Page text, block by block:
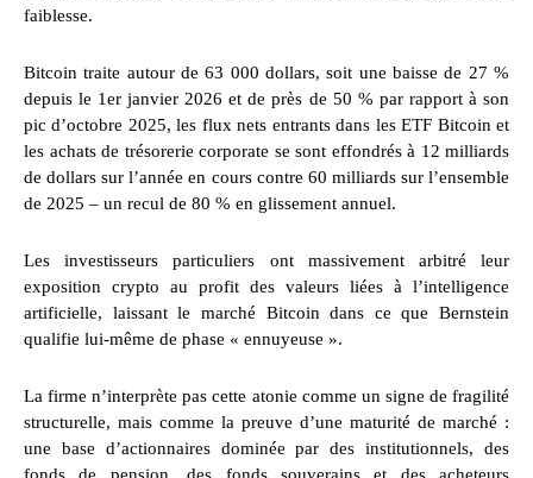
faiblesse.
Bitcoin traite autour de 63 000 dollars, soit une baisse de 27 %
depuis le 1er janvier 2026 et de près de 50 % par rapport à son
pic d’octobre 2025, les flux nets entrants dans les ETF Bitcoin et
les achats de trésorerie corporate se sont effondrés à 12 milliards
de dollars sur l’année en cours contre 60 milliards sur l’ensemble
de 2025 – un recul de 80 % en glissement annuel.
Les investisseurs particuliers ont massivement arbitré leur
exposition crypto au profit des valeurs liées à l’intelligence
artificielle, laissant le marché Bitcoin dans ce que Bernstein
qualifie lui-même de phase « ennuyeuse ».
La firme n’interprète pas cette atonie comme un signe de fragilité
structurelle, mais comme la preuve d’une maturité de marché :
une base d’actionnaires dominée par des institutionnels, des